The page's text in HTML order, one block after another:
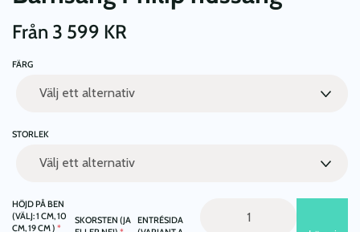
Från 3 599 KR
FÄRG
STORLEK
HÖJD PÅ BEN
(VÄLJ: 1 CM, 10
CM, 19 CM ) *
SKORSTEN (JA ENTRÉSIDA